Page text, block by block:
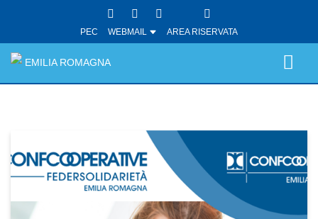
PEC WEBMAIL AREA RISERVATA
EMILIA ROMAGNA